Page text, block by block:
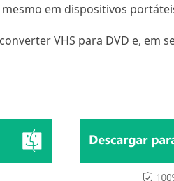
em dispositivos
VHS para DVD e, em